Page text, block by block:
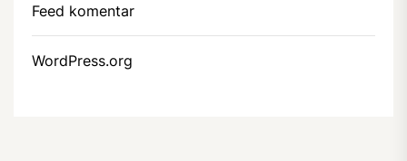
Feed komentar
WordPress.org